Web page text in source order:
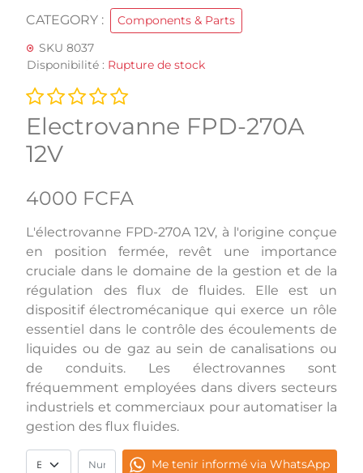
CATEGORY :
Components & Parts
SKU 8037
Disponibilité : Rupture de stock
Electrovanne FPD-270A
12V
4000 FCFA
L'électrovanne FPD-270A 12V, à l'origine conçue
en position fermée, revêt une importance
cruciale dans le domaine de la gestion et de la
régulation des flux de fluides. Elle est un
dispositif électromécanique qui exerce un rôle
essentiel dans le contrôle des écoulements de
liquides ou de gaz au sein de canalisations ou
de conduits. Les électrovannes sont
fréquemment employées dans divers secteurs
industriels et commerciaux pour automatiser la
gestion des flux fluides.
Me tenir informé via WhatsApp